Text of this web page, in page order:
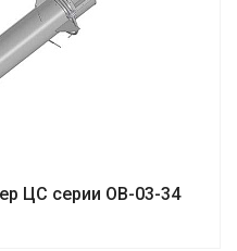
ЦС серии ОВ-03-34